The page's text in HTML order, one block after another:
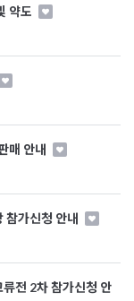
약도
매 안내
참가신청 안내
전 2차 참가신청 안